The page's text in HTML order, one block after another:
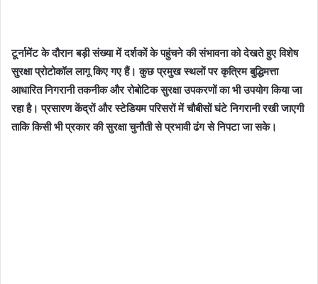
टूर्नामेंट के दौरान बड़ी संख्या में दर्शकों के पहुंचने की संभावना को देखते हुए विशेष
सुरक्षा प्रोटोकॉल लागू किए गए हैं। कुछ प्रमुख स्थलों पर कृत्रिम बुद्धिमत्ता
आधारित निगरानी तकनीक और रोबोटिक सुरक्षा उपकरणों का भी उपयोग किया जा
रहा है। प्रसारण केंद्रों और स्टेडियम परिसरों में चौबीसों घंटे निगरानी रखी जाएगी
ताकि किसी भी प्रकार की सुरक्षा चुनौती से प्रभावी ढंग से निपटा जा सके।